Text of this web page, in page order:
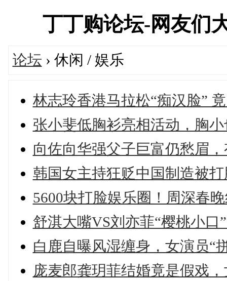
丁丁购论坛-网友们
论坛 › 休闲 / 娱乐
林志玲香港马拉松“痴汉脸”
张小斐低胸衫亮相活动，胸
向佐向华强父子巨富仍愁眉
韩国女主持狂贬中国制造被
5600块打脸娱乐圈！周深春
舒淇大嘴VS刘亦菲“樱桃小口
白鹿自曝风湿缠身，女演员“
庞麦郎龚玥菲结婚竟是假戏